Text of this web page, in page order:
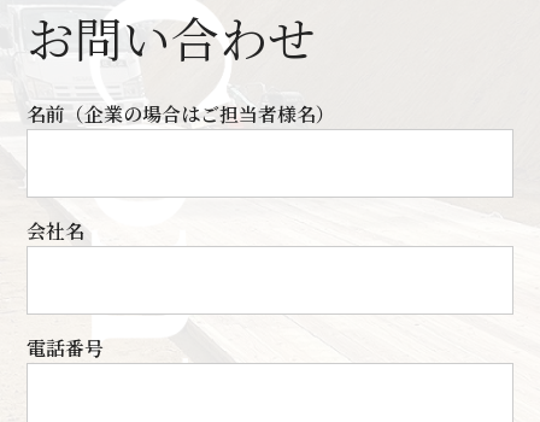
お問い合わせ
名前（企業の場合はご担当者様名）
会社名
電話番号